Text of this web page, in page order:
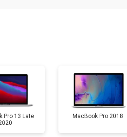
Pro 13 Late
MacBook Pro 2018